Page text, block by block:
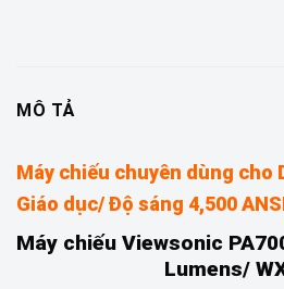
MÔ TẢ
Máy chiếu chuyên dùng cho
Giáo dục/ Độ sáng 4,500
Máy chiếu Viewsonic
Lumens/